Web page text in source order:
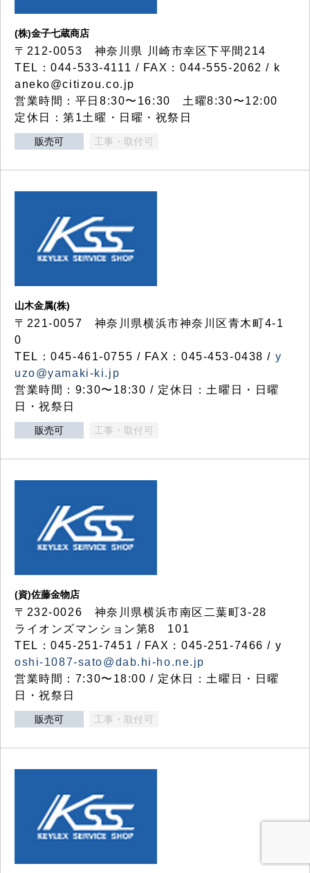
(株)金子七蔵商店
〒212-0053 神奈川県 川崎市幸区下平間214
TEL：044-533-4111 / FAX：044-555-2062 / k
aneko@citizou.co.jp
営業時間：平日8:30〜16:30 土曜8:30〜12:00
定休日：第1土曜・日曜・祝祭日
販売可 工事・取付可
山木金属(株)
〒221-0057 神奈川県横浜市神奈川区青木町4-1
0
TEL：045-461-0755 / FAX：045-453-0438 / y
uzo@yamaki-ki.jp
営業時間：9:30〜18:30 / 定休日：土曜日・日曜
日・祝祭日
販売可 工事・取付可
(資)佐藤金物店
〒232-0026 神奈川県横浜市南区二葉町3-28
ライオンズマンション第8 101
TEL：045-251-7451 / FAX：045-251-7466 / y
oshi-1087-sato@dab.hi-ho.ne.jp
営業時間：7:30〜18:00 / 定休日：土曜日・日曜
日・祝祭日
販売可 工事・取付可